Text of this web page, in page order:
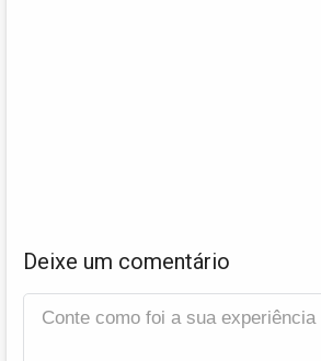
Deixe um comentário